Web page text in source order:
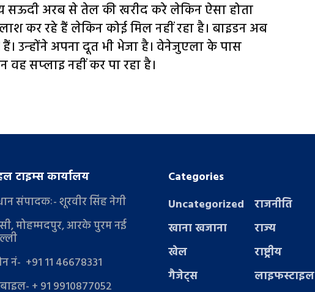
सऊदी अरब से तेल की खरीद करे लेकिन ऐसा होता
कर रहे हैं लेकिन कोई मिल नहीं रहा है। बाइडन अब
उन्‍होंने अपना दूत भी भेजा है। वेनेजुएला के पास
सप्‍लाइ नहीं कर पा रहा है।
टाइम्स कार्यालय
संपादकः- शूरवीर सिंह नेगी
मोहम्मदपुर, आरके पुरम नई
नं- +91 11 46678331
+ 91 9910877052
Categories
Uncategorized
खाना खजाना
खेल
गैजेट्स
राजनीति
राज्य
राष्ट्रीय
लाइफस्टाइल